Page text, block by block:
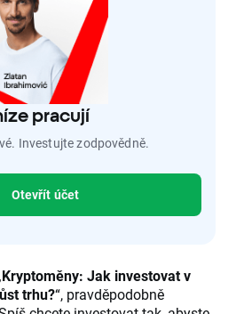
pracují
Investujte zodpovědně.
Otevřít účet
Kryptoměny: Jak investovat v
trhu?“, pravděpodobně